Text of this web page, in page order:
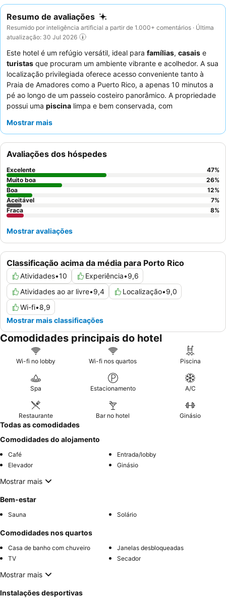
Resumo de avaliações
Resumido por inteligência artificial a partir de 1.000+ comentários · Última
atualização: 30 Jul 2026
Este hotel é um refúgio versátil, ideal para famílias, casais e
turistas que procuram um ambiente vibrante e acolhedor. A sua
localização privilegiada oferece acesso conveniente tanto à
Praia de Amadores como a Puerto Rico, a apenas 10 minutos a
pé ao longo de um passeio costeiro panorâmico. A propriedade
possui uma piscina limpa e bem conservada, com
distinto que facilita a deslocação pelo complexo em socalcos.
simpáticos e prestativos
animação, e o diversificadobuffet de pequeno-almoço
frequentemente inclui batidos frescos e Cava aos domingos.
Para uma experiência mais tranquila, considere solicitar um
quarto virado para o jardim.
Mostrar mais
Classificação acima da média para Porto Rico
Atividades•10 Experiência•9,6
Atividades ao ar livre•9,4 Localização•9,0
Wi-fi•8,9
Mostrar mais classificações
Avaliações dos hóspedes
Excelente 47%
Muito boa
26%
Boa
12%
Aceitável
7%
Fraca
8%
Mostrar avaliações
Comodidades principais do hotel
Wi-fi no lobby Wi-fi nos quartos Piscina
Spa Estacionamento A/C
Restaurante Bar no hotel Ginásio
Todas as comodidades
Comodidades do alojamento
Café
Entrada/lobby
Elevador
Ginásio
Mostrar mais
Bem-estar
Sauna Solário
Comodidades nos quartos
Casa de banho com chuveiro
Janelas desbloqueadas
TV
Secador
Mostrar mais
Instalações desportivas